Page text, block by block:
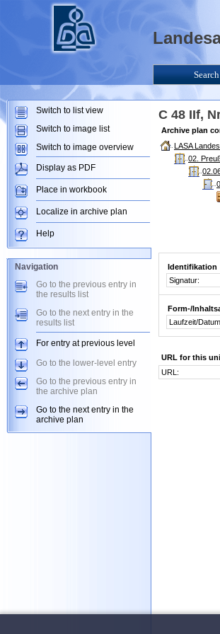
C 48 IIf,
Archive plan
LASA
02.
Identifikation
Signatur:
Form-/
Laufzeit/
URL for this
URL:
Search
Switch to list view
Switch to image list
Switch to image overview
Display as PDF
Place in workbook
Localize in archive plan
Help
Navigation
Go to the previous entry in
the results list
Go to the next entry in the
results list
For entry at previous level
Go to the lower-level entry
Go to the previous entry in
the archive plan
Go to the next entry in the
archive plan